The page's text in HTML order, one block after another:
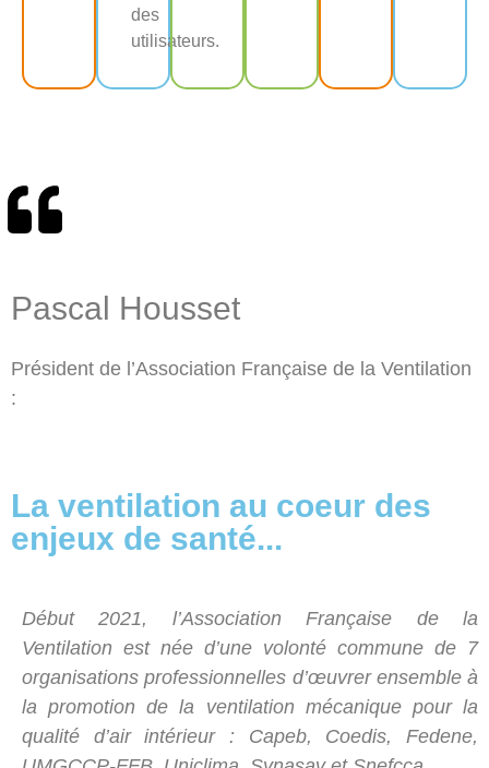
des
utilisateurs.
Pascal Housset
Président de l’Association Française de la Ventilation
:
La ventilation au coeur des
enjeux de santé...
Début 2021, l’Association Française de la
Ventilation est née d’une volonté commune de 7
organisations professionnelles d’œuvrer ensemble à
la promotion de la ventilation mécanique pour la
qualité d’air intérieur : Capeb, Coedis, Fedene,